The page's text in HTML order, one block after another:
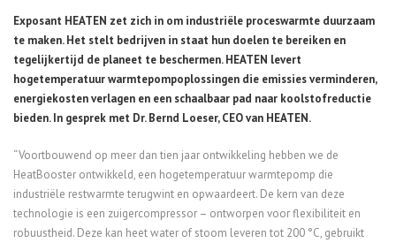
Exposant HEATEN zet zich in om industriële proceswarmte duurzaam
te maken. Het stelt bedrijven in staat hun doelen te bereiken en
tegelijkertijd de planeet te beschermen. HEATEN levert
hogetemperatuur warmtepompoplossingen die emissies verminderen,
energiekosten verlagen en een schaalbaar pad naar koolstofreductie
bieden. In gesprek met Dr. Bernd Loeser, CEO van HEATEN.
“Voortbouwend op meer dan tien jaar ontwikkeling hebben we de
HeatBooster ontwikkeld, een hogetemperatuur warmtepomp die
industriële restwarmte terugwint en opwaardeert. De kern van deze
technologie is een zuigercompressor – ontworpen voor flexibiliteit en
robuustheid. Deze kan heet water of stoom leveren tot 200 °C, gebruikt